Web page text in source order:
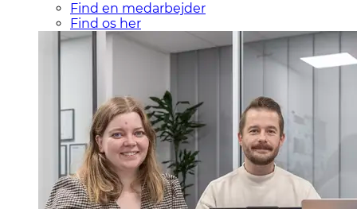
Find en medarbejder
Find os her